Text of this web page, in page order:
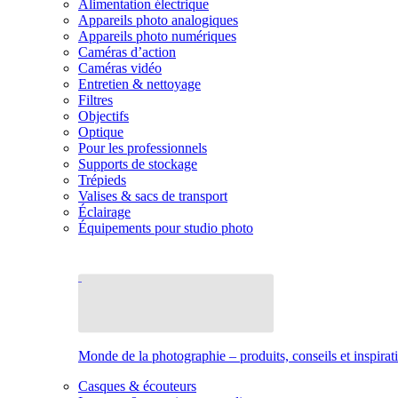
Alimentation électrique
Appareils photo analogiques
Appareils photo numériques
Caméras d’action
Caméras vidéo
Entretien & nettoyage
Filtres
Objectifs
Optique
Pour les professionnels
Supports de stockage
Trépieds
Valises & sacs de transport
Éclairage
Équipements pour studio photo
Monde de la photographie – produits, conseils et
Casques & écouteurs